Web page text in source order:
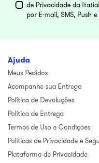
de Privacidade da
por E-mail, SMS, Push
Ajuda
Meus Pedidos
Acompanhe sua Entrega
Política de Devoluções
Politica de Entrega
Termos de Uso e Condições
Politicas de Privacidade e
Plataforma de Privacidade